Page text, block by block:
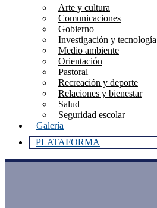
Arte y cultura
Comunicaciones
Gobierno
Investigación y tecnología
Medio ambiente
Orientación
Pastoral
Recreación y deporte
Relaciones y bienestar
Salud
Seguridad escolar
Galería
PLATAFORMA